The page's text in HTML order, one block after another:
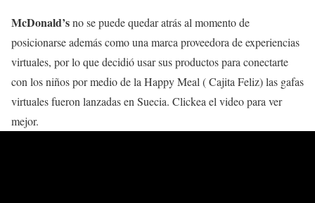
McDonald’sno se puede quedar atrás al momento de
posicionarse además como una marca proveedora de experiencias
virtuales, por lo que decidió usar sus productos para conectarte
con los niños por medio de la Happy Meal ( Cajita Feliz) las gafas
virtuales fueron lanzadas en Suecia. Clickea el video para ver
mejor.